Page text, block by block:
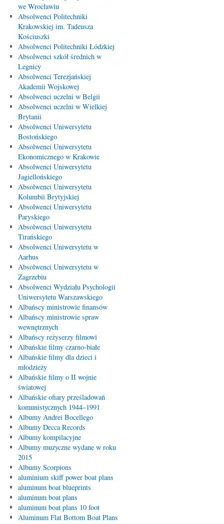
we Wrocławiu
Absolwenci Politechniki
Krakowskiej im. Tadeusza
Kościuszki
Absolwenci Politechniki Łódzkiej
Absolwenci szkół średnich w
Legnicy
Absolwenci Terezjańskiej
Akademii Wojskowej
Absolwenci uczelni w Belgii
Absolwenci uczelni w Wielkiej
Brytanii
Absolwenci Uniwersytetu
Bostońskiego
Absolwenci Uniwersytetu
Ekonomicznego w Krakowie
Absolwenci Uniwersytetu
Jagiellońskiego
Absolwenci Uniwersytetu
Kolumbii Brytyjskiej
Absolwenci Uniwersytetu
Paryskiego
Absolwenci Uniwersytetu
Tirańskiego
Absolwenci Uniwersytetu w
Aarhus
Absolwenci Uniwersytetu w
Zagrzebiu
Absolwenci Wydziału Psychologii
Uniwersytetu Warszawskiego
Albańscy ministrowie finansów
Albańscy ministrowie spraw
wewnętrznych
Albańscy reżyserzy filmowi
Albańskie filmy czarno-białe
Albańskie filmy dla dzieci i
młodzieży
Albańskie filmy o II wojnie
światowej
Albańskie ofiary prześladowań
komunistycznych 1944–1991
Albumy Andrei Bocellego
Albumy Decca Records
Albumy kompilacyjne
Albumy muzyczne wydane w roku
2015
Albumy Scorpions
aluminium skiff power boat plans
aluminum boat blueprints
aluminum boat plans
aluminum boat plans 10 foot
Aluminum Flat Bottom Boat Plans